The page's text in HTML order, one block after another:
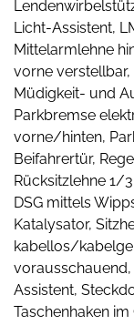
Licht-Assistent,
Mittelarmlehne
vorne
Müdigkeit- und
Parkbremse
vorne/hinten,
Beifahrertür,
Rücksitzlehne 1/
DSG mittels
Katalysator,
kabellos/
Assistent,
Taschenhaken